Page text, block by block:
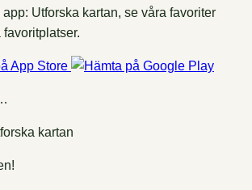
Utforska kartan, se våra favoriter
kartan